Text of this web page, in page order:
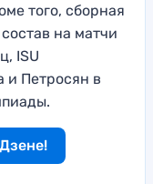
того, сборная
на матчи
ISU
и Петросян в